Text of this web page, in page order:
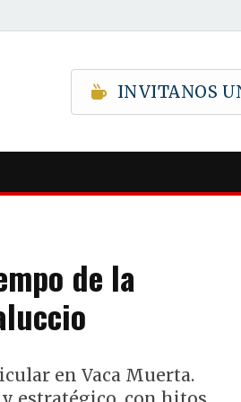
INVITANOS
de la
en Vaca Muerta.